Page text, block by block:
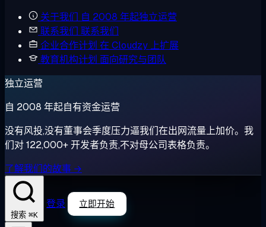
关于我们 自 2008 年起独立运营
联系我们 联系我们
企业合作计划 在 Cloudzy 上扩展
教育机构计划 面向研究与团队
独立运营
自 2008 年起自有资金运营
没有风投,没有董事会季度压力逼我们在出网流量上加价。我
们对 122,000+ 开发者负责,不对母公司表格负责。
了解我们的故事 →
搜索 ⌘K
登录 立即开始